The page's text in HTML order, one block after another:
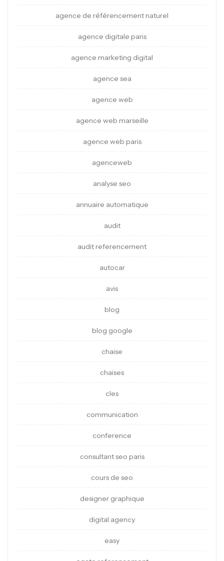
agence de référencement naturel
agence digitale paris
agence marketing digital
agence sea
agence web
agence web marseille
agence web paris
agenceweb
analyse seo
annuaire automatique
audit
audit referencement
autocar
avis
blog
blog google
chaise
chaises
cles
communication
conference
consultant seo paris
cours de seo
designer graphique
digital agency
easy